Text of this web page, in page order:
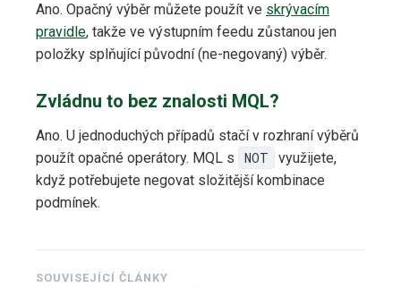
Ano. Opačný výběr můžete použít ve skrývacím
pravidle, takže ve výstupním feedu zůstanou jen
položky splňující původní (ne-negovaný) výběr.
Zvládnu to bez znalosti MQL?
Ano. U jednoduchých případů stačí v rozhraní výběrů
použít opačné operátory. MQL s
NOT
využijete,
když potřebujete negovat složitější kombinace
podmínek.
SOUVISEJÍCÍ ČLÁNKY